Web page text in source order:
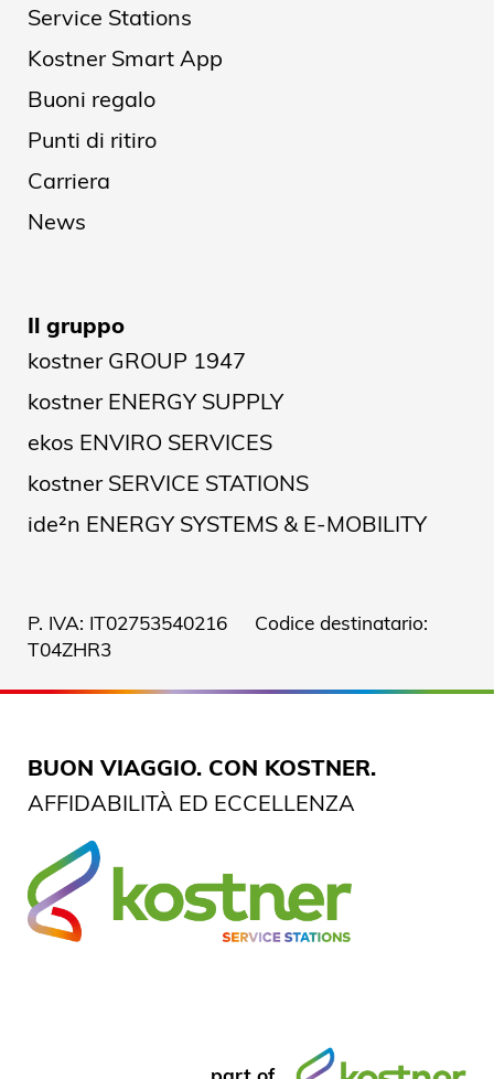
Service Stations
Kostner Smart App
Buoni regalo
Punti di ritiro
Carriera
News
Il gruppo
kostner GROUP 1947
kostner ENERGY SUPPLY
ekos ENVIRO SERVICES
kostner SERVICE STATIONS
ide²n ENERGY SYSTEMS & E-MOBILITY
P. IVA: IT02753540216 Codice destinatario:
T04ZHR3
BUON VIAGGIO. CON KOSTNER.
AFFIDABILITÀ ED ECCELLENZA